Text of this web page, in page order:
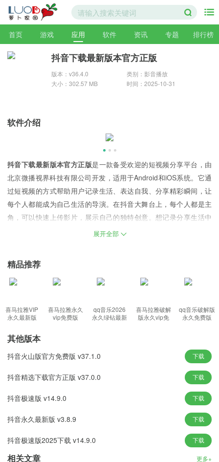
首页 游戏 应用 软件 资讯 专题 排行榜
抖音下载最新版本官方正版
版本：v36.4.0
类别：影音播放
大小：302.57 MB
时间：2025-10-31
软件介绍
抖音下载最新版本官方正版是一款备受欢迎的短视频分享平台，由
北京微播视界科技有限公司开发，适用于Android和iOS系统。它通
过短视频的方式帮助用户记录生活、表达自我、分享精彩瞬间，让
每个人都能成为自己生活的导演。在抖音大舞台上，每个人都是主
角，可以快速上传影片，展示自己的独特创意。想记录分享生活中
美好的事情，尽在抖音app当中!
抖音下载最新版本官方正版特色：
超多明星在抖音
实用内容在抖音
讯，你需要的实用内容都在抖音!
各行各业在抖音
原创音乐人、京剧演员、中国科学院教授、非遗传承人、烧烤摊老
板、快递小哥等，每个人真实的生活都在抖音!
记录美好在抖音
智能匹配音乐、一键卡点视频，还有超多原创特殊效果、滤镜、场
景切换帮你一秒变大片，让你的生活轻松记录在抖音!
展开全部
精品推荐
喜马拉雅VIP
永久最新版
喜马拉雅永久
vip免费版
qq音乐2026
永久绿钻最新
喜马拉雅破解
版永久vip免
qq音乐破解版
永久免费版
其他版本
抖音火山版官方免费版 v37.1.0 下载
抖音精选下载官方正版 v37.0.0 下载
抖音极速版 v14.9.0 下载
抖音永久最新版 v3.8.9 下载
抖音极速版2025下载 v14.9.0 下载
相关文章 更多+